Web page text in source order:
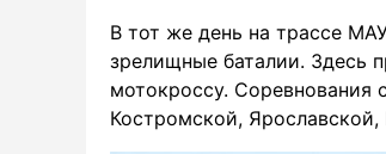
В тот же день на трассе
зрелищные баталии. Здесь
мотокроссу. Соревнования
Костромской,